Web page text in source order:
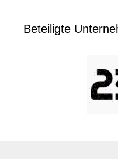
Beteiligte